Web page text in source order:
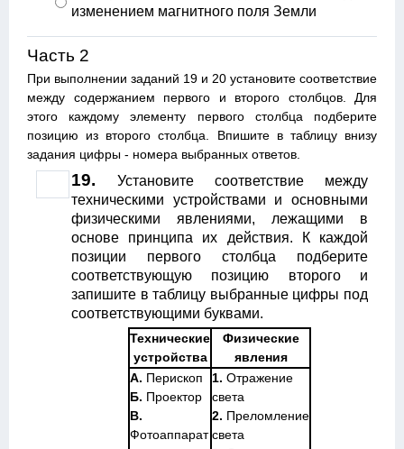
изменением магнитного поля Земли
Часть 2
При выполнении заданий 19 и 20 установите соответствие
между содержанием первого и второго столбцов. Для
этого каждому элементу первого столбца подберите
позицию из второго столбца. Впишите в таблицу внизу
задания цифры - номера выбранных ответов.
19.
Установите соответствие между
техническими устройствами и основными
физическими явлениями, лежащими в
основе принципа их действия. К каждой
позиции первого столбца подберите
соответствующую позицию второго и
запишите в таблицу выбранные цифры под
соответствующими буквами.
Технические
устройства
Физические
явления
А. Перископ
Б. Проектор
В.
Фотоаппарат
1. Отражение
света
2. Преломление
света